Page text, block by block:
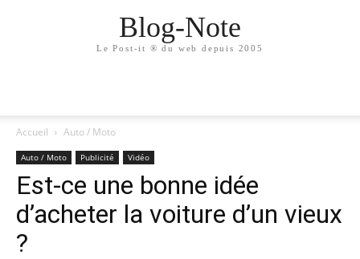
Blog-Note
Le Post-it ® du web depuis 2005
Accueil Auto / Moto
Auto / Moto Publicité Vidéo
Est-ce une bonne idée
d’acheter la voiture d’un vieux
?